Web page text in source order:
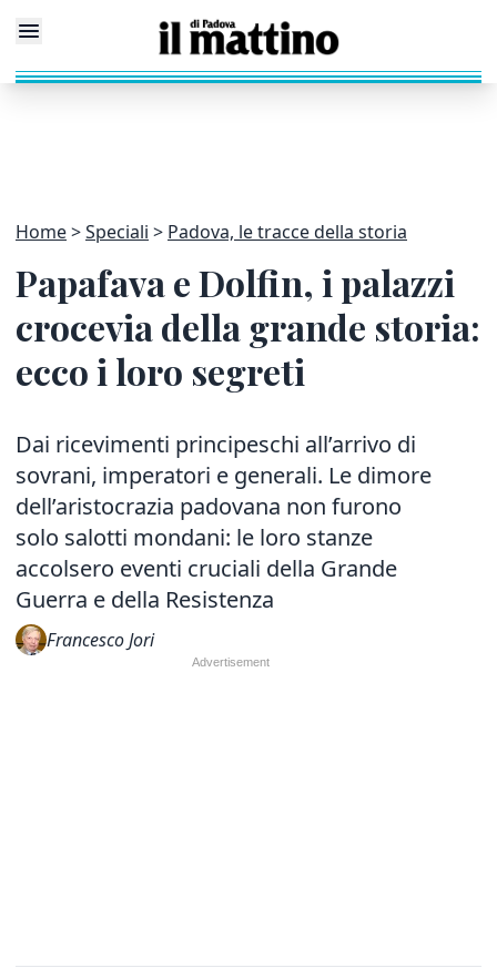
Home Speciali Padova, le tracce della storia
Papafava e Dolfin, i palazzi
crocevia della grande storia:
ecco i loro segreti
Dai ricevimenti principeschi all’arrivo di
sovrani, imperatori e generali. Le dimore
dell’aristocrazia padovana non furono
solo salotti mondani: le loro stanze
accolsero eventi cruciali della Grande
Guerra e della Resistenza
Francesco Jori